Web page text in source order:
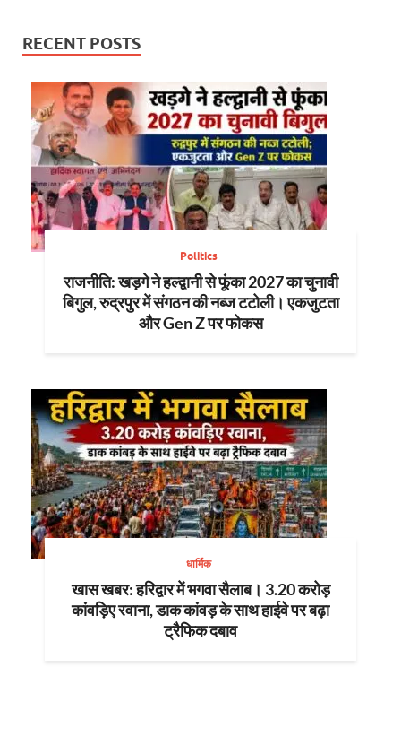
RECENT POSTS
Politics
राजनीति: खड़गे ने हल्द्वानी से फूंका 2027 का चुनावी
बिगुल, रुद्रपुर में संगठन की नब्ज टटोली। एकजुटता
और Gen Z पर फोकस
धार्मिक
खास खबर: हरिद्वार में भगवा सैलाब। 3.20 करोड़
कांवड़िए रवाना, डाक कांवड़ के साथ हाईवे पर बढ़ा
ट्रैफिक दबाव